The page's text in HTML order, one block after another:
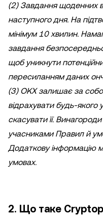
(2) Завдання щоденних
наступного дня. На
мінімум 10 хвилин.
завдання
щоб уникнути
пересиланням даних
(3) OKX залишає за
відрахувати будь-якого
скасувати її.
учасниками Правил й
Додаткову інформацію
умовах.
2. Що таке